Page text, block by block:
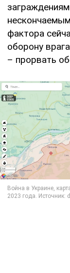
фактора
оборону
– прорвать